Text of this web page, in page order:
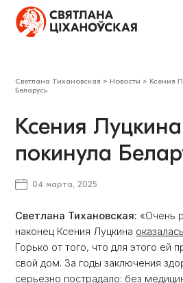
Светлана Тихановская > Новости > Ксения
Беларусь
Ксения
покинула
04 марта, 2025
Светлана Тихановская: «Очень
наконец Ксения Луцкина
Горько от того, что для этого ей
свой дом. За годы заключения
серьезно пострадало: без